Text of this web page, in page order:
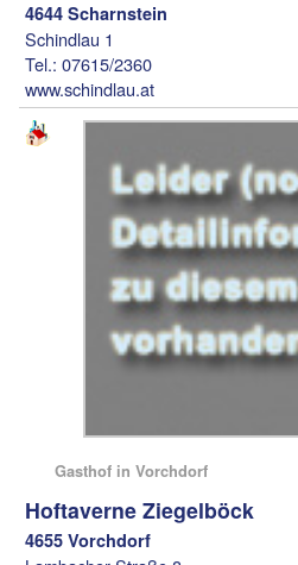
4644 Scharnstein
Schindlau 1
Tel.: 07615/2360
www.schindlau.at
Gasthof in Vorchdorf
Hoftaverne Ziegelböck
4655 Vorchdorf